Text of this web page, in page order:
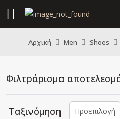
Αρχική Men Shoes
Φιλτράρισμα
Ταξινόμηση Προεπιλογή